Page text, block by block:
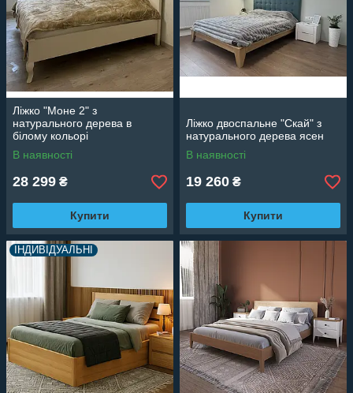
Ліжко "Моне 2" з
натурального дерева в
білому кольорі
В наявності
28 299 ₴
Купити
Ліжко двоспальне "Скай" з
натурального дерева ясен
В наявності
19 260 ₴
Купити
ІНДИВІДУАЛЬНІ